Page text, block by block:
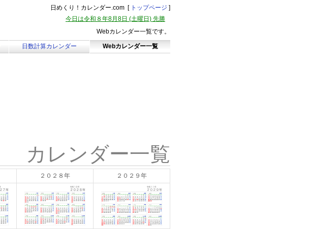
日めくり！カレンダー.com [ トップページ ]
今日は令和８年8月8日 (土曜日) 先勝
Webカレンダー一覧です。
日数計算カレンダー Webカレンダー一覧
カレンダー一覧
２０２８年 ２０２９年